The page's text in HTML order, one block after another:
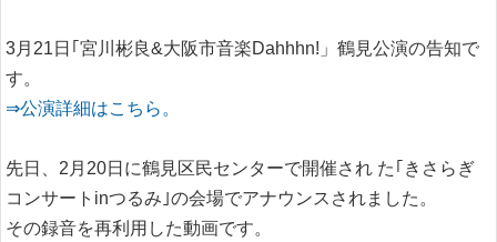
3月21日｢宮川彬良&大阪市音楽Dahhhn!」鶴見公演の告知で
す。
⇒公演詳細はこちら。
先日、2月20日に鶴見区民センターで開催され た｢きさらぎ
コンサートinつるみ｣の会場でアナウンスされました。
その録音を再利用した動画です。